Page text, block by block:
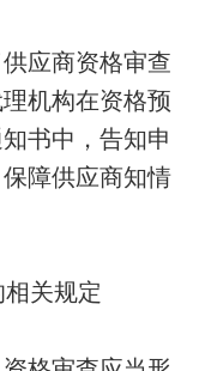
应商资格审查
机构在资格预
书中，告知申
障供应商知情
相关规定